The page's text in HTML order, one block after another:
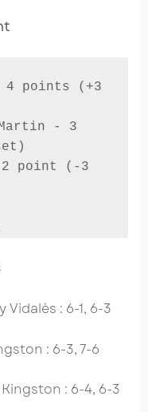
4 points (+3
- 3
2 point (-3
Vidalès : 6-1, 6-3
: 6-3, 7-6
: 6-4, 6-3